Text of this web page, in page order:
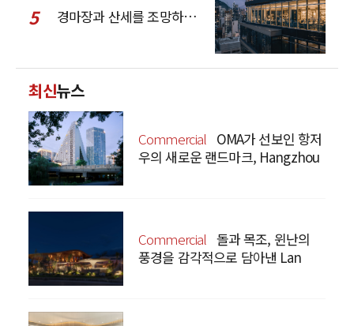
5 경마장과 산세를 조망하는 CCD Hong Kong Creative Center
최신뉴스
Commercial OMA가 선보인 항저
우의 새로운 랜드마크, Hangzhou
Commercial 돌과 목조, 윈난의
풍경을 감각적으로 담아낸 Lan